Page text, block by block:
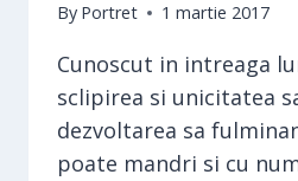
By Portret 1 martie 2017
Cunoscut in intreaga
sclipirea si unicitatea
dezvoltarea sa
poate mandri si cu